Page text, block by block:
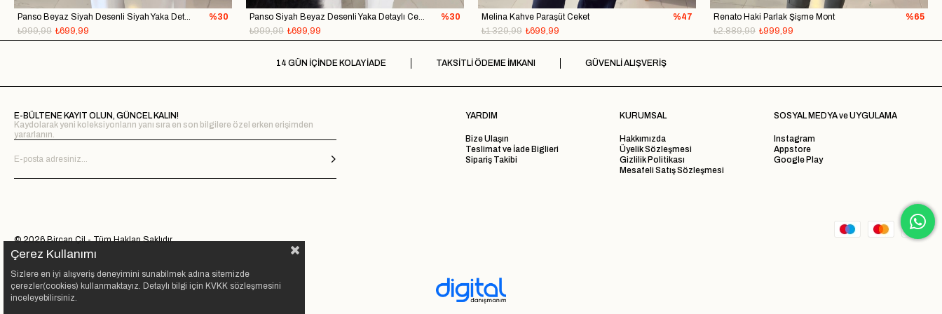
Panso Beyaz Siyah Desenli Siyah Yaka Detaylı Ceket
₺699,99
₺999,99
%30
Panso Siyah Beyaz Desenli Yaka Detaylı Ceket
₺699,99
₺999,99
%30
Melina Kahve Paraşüt Ceket
₺699,99
₺1.329,99
%47
Renato Haki Parlak Şişme Mont
₺999,99
₺2.889,99
%65
14 GÜN İÇİNDE KOLAY İADE TAKSİTLİ ÖDEME İMKANI GÜVENLİ ALIŞVERİŞ
E-BÜLTENE KAYIT OLUN, GÜNCEL KALIN!
Kaydolarak yeni koleksiyonların yanı sıra en son bilgilere özel erken erişimden
yararlanın.
YARDIM
Bize Ulaşın
Teslimat ve İade Biglieri
Sipariş Takibi
KURUMSAL
Hakkımızda
Üyelik Sözleşmesi
Gizlilik Politikası
Mesafeli Satış Sözleşmesi
SOSYAL MEDYA ve UYGULAMA
Instagram
Appstore
Google Play
© 2026 Bircan Çil - Tüm Hakları Saklıdır.
Çerez Kullanımı
Sizlere en iyi alışveriş deneyimini sunabilmek adına sitemizde
çerezler(cookies) kullanmaktayız. Detaylı bilgi için KVKK sözleşmesini
inceleyebilirsiniz.